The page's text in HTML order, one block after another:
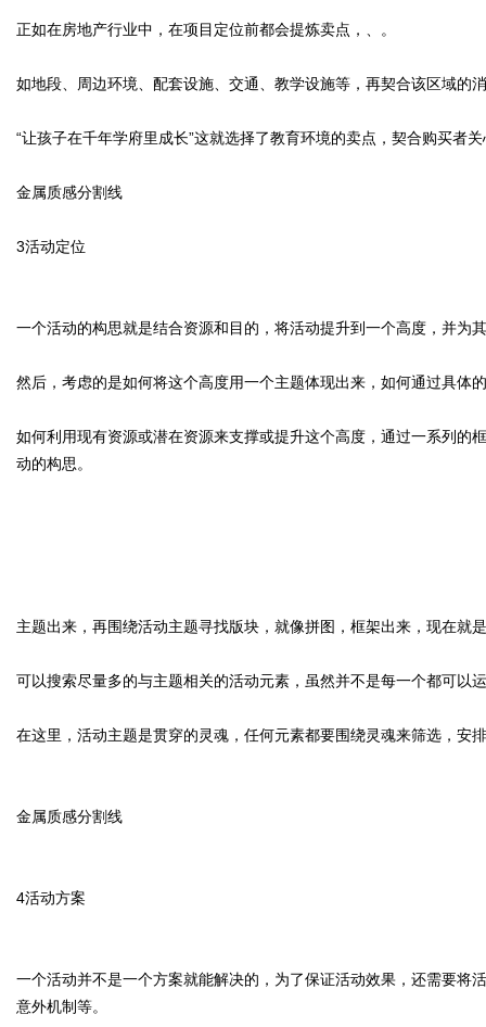
正如在房地产行业中，在项目定位前都会提炼卖点，、。
如地段、周边环境、配套设施、交通、教学设施等，再契合该区域的
“让孩子在千年学府里成长”这就选择了教育环境的卖点，契合购买者
金属质感分割线
3活动定位
一个活动的构思就是结合资源和目的，将活动提升到一个高度，并为
然后，考虑的是如何将这个高度用一个主题体现出来，如何通过具体
如何利用现有资源或潜在资源来支撑或提升这个高度，通过一系列的
动的构思。
主题出来，再围绕活动主题寻找版块，就像拼图，框架出来，现在就
可以搜索尽量多的与主题相关的活动元素，虽然并不是每一个都可以
在这里，活动主题是贯穿的灵魂，任何元素都要围绕灵魂来筛选，安
金属质感分割线
4活动方案
一个活动并不是一个方案就能解决的，为了保证活动效果，还需要将
意外机制等。